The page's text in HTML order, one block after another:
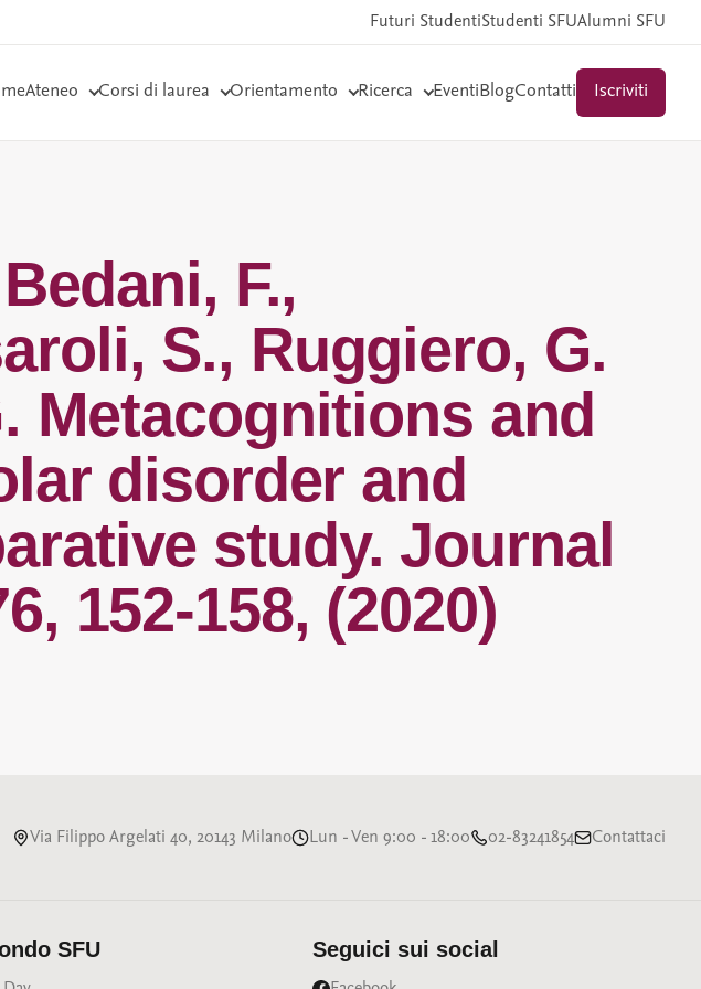
Futuri StudentiStudenti SFUAlumni SFU
Ateneo Corsi di laurea Orientamento Ricerca EventiBlogContatti Iscriviti
F.,
S., Ruggiero, G.
Metacognitions and
disorder and
study. Journal
152-158, (2020)
Via Filippo Argelati 40, 20143 Milano Lun - Ven 9:00 - 18:00 02-83241854 Contattaci
SFU Seguici sui social